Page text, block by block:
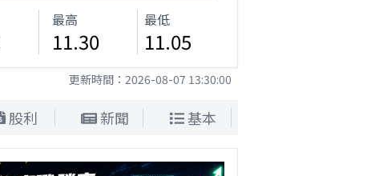
最高
11.30
最低
11.05
更新時間： 2026-08-07 13:30:00
股利 新聞 基本